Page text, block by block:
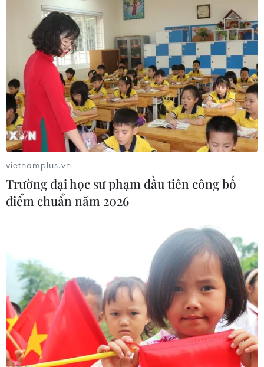
Mỹ: Kế hoạch áp thuế mới gây sức ép lên
chuỗi cung ứng toàn cầu
27/09/2025 08:37
Chính quyền Trump đang triển khai một chiến lược
nhiều lớp và tinh chỉnh nhằm đưa hoạt động sản xuất
thiết yếu trở lại Mỹ, thông qua các công cụ như thuế
quan.
Các nước quan ngại về việc Mỹ áp thuế với
vietnamplus.vn
Trường đại học sư phạm đầu tiên công bố
điểm chuẩn năm 2026